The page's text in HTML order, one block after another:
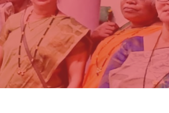
WEBSITE
SEARCH